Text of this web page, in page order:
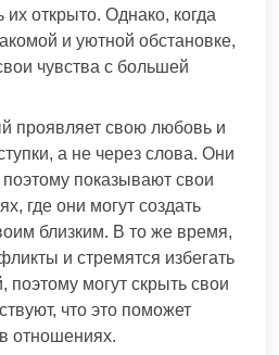
открыто. Однако, когда
и уютной обстановке,
чувства с большей
проявляет свою любовь и
а не через слова. Они
показывают свои
где они могут создать
близким. В то же время,
и стремятся избегать
поэтому могут скрыть свои
что это поможет
отношениях.